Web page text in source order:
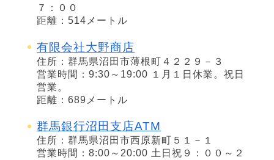
７：００
距離：514メートル
有限会社大野商店
住所：群馬県沼田市薄根町４２２９－３
営業時間：9:30～19:00 １月１日休業。祝日
営業。
距離：689メートル
群馬銀行沼田支店ATM
住所：群馬県沼田市西原新町５１－１
営業時間：8:00～20:00 土日祝９：００～２